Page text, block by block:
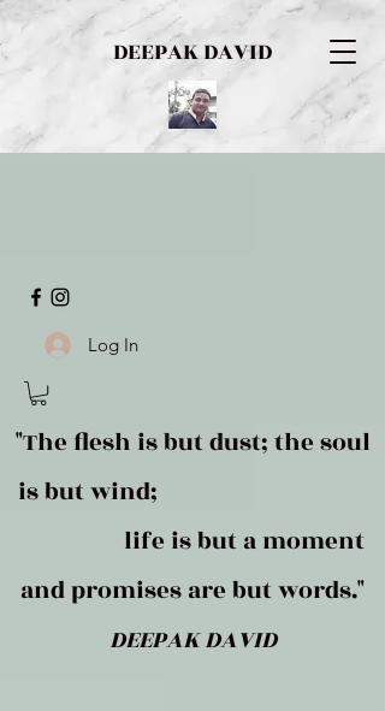
DEEPAK DAVID
Log In
"The flesh is but dust; the soul
is but wind;
life is but a moment
and promises are but words."
DEEPAK DAVID